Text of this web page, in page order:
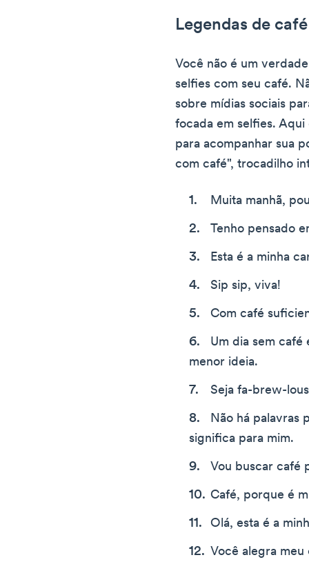
Legendas de
Você não é um
selfies com seu café.
sobre mídias sociais
focada em selfies.
para acompanhar sua
com café", trocadilho
Muita manhã,
Tenho pensado
Esta é a minha
Sip sip, viva!
Com café
Um dia sem café
menor ideia.
Seja fa-brew-
Não há palavras
significa para mim.
Vou buscar café
Café, porque é
Olá, esta é a
Você alegra meu